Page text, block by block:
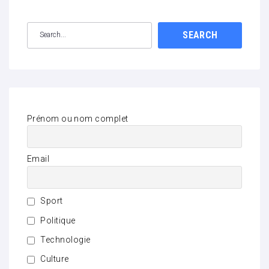
SEARCH
Prénom ou nom complet
Email
Sport
Politique
Technologie
Culture